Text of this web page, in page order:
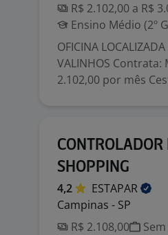
R$ 2.102,00 a R$
Ensino Médio (2º
OFICINA
VALINHOS
2.102,00 por mês
SHOPPING
4,2
ESTAPAR
Campinas - SP
R$ 2.108,00